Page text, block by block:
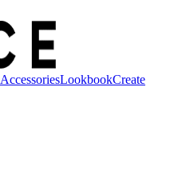
AccessoriesLookbookCreate